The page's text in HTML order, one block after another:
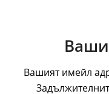
Вашият имейл